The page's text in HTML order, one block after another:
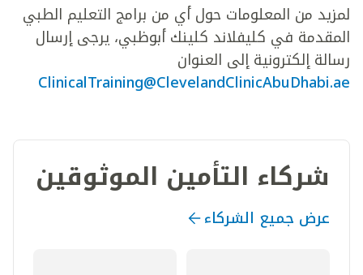
لمزيد من المعلومات حول أي من برامج التعليم الطبي
المقدمة في كليفلاند كلينك أبوظبي، يرجى إرسال
رسالة إلكترونية إلى العنوان
ClinicalTraining@ClevelandClinicAbuDhabi.ae
شركاء التأمين الموثوقين
عرض جميع الشركاء